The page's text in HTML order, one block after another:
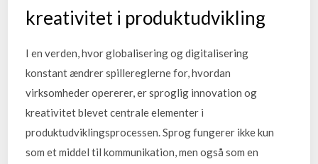
kreativitet i produktudvikling
I en verden, hvor globalisering og digitalisering
konstant ændrer spillereglerne for, hvordan
virksomheder opererer, er sproglig innovation og
kreativitet blevet centrale elementer i
produktudviklingsprocessen. Sprog fungerer ikke kun
som et middel til kommunikation, men også som en